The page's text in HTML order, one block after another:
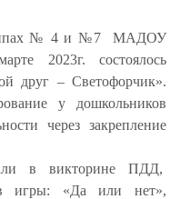
№ 4 и №7 МАДОУ
2023г. состоялось
друг – Светофорчик».
у дошкольников
через закрепление
в викторине ПДД,
в игры: «Да или нет»,